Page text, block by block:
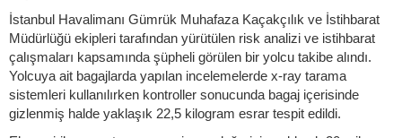
İstanbul Havalimanı Gümrük Muhafaza Kaçakçılık ve İstihbarat
Müdürlüğü ekipleri tarafından yürütülen risk analizi ve istihbarat
çalışmaları kapsamında şüpheli görülen bir yolcu takibe alındı.
Yolcuya ait bagajlarda yapılan incelemelerde x-ray tarama
sistemleri kullanılırken kontroller sonucunda bagaj içerisinde
gizlenmiş halde yaklaşık 22,5 kilogram esrar tespit edildi.